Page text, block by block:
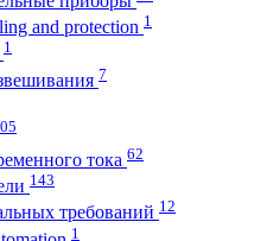
and protection 1
1
7
тока 62
143
требований 12
1